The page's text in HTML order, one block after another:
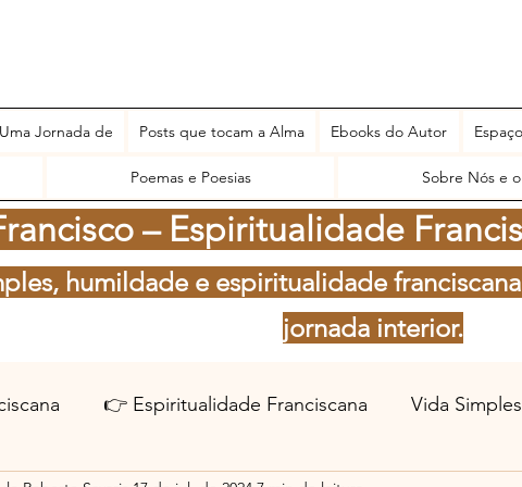
Jornada de Posts que tocam a Alma Ebooks do Autor
Poemas e Poesias Sobre Nós e
– Espiritualidade
humildade e espiritualidade
jornada interior.
👉 Espiritualidade Franciscana Vida